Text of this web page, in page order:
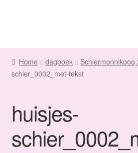
navigatie
inhoud
Home
Sanne
Home dagboek Schiermonnikoog
schier_0002_met-tekst
huisjes-